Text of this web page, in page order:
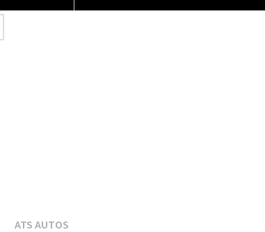
ATS AUTOS